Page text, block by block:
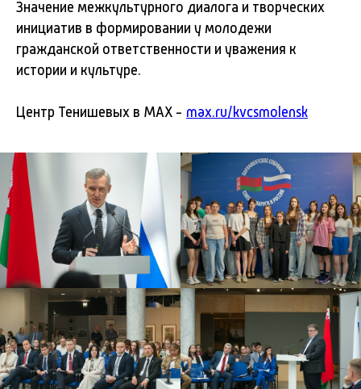
Значение межкультурного диалога и творческих
инициатив в формировании у молодежи
гражданской ответственности и уважения к
истории и культуре.
Центр Тенишевых в MAX - max.ru/kvcsmolensk